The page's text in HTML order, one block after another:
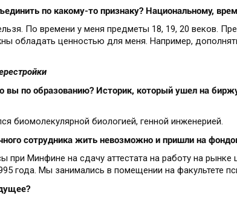
по какому-то признаку? Национальному,
По времени у меня предметы 18, 19, 20 веков.
обладать ценностью для меня. Например,
по образованию? Историк, который ушел на
биомолекулярной биологией, генной инженерией.
сотрудника жить невозможно и пришли на
при Минфине на сдачу аттестата на работу на рынке
года. Мы занимались в помещении на факультете